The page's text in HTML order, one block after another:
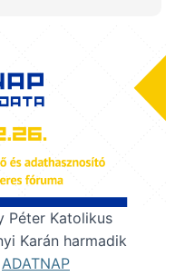
Péter Katolikus
Karán harmadik
ADATNAP